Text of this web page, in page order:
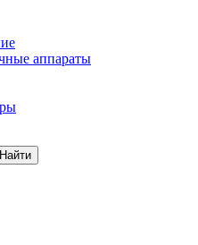
аппараты